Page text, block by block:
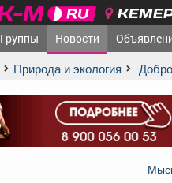
Группы Новости
Природа и экология